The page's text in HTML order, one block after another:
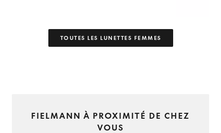
TOUTES LES LUNETTES FEMMES
FIELMANN À PROXIMITÉ DE CHEZ
VOUS